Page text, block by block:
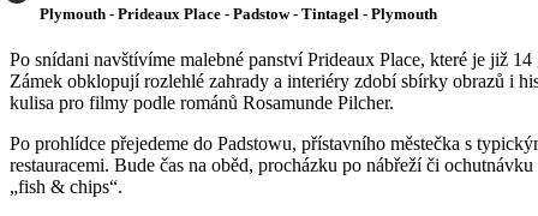
Plymouth - Prideaux Place - Padstow - Tintagel - Plymouth
Po snídani navštívíme malebné panství Prideaux Place, které je již
Zámek obklopují rozlehlé zahrady a interiéry zdobí sbírky obrazů i
kulisa pro filmy podle románů Rosamunde Pilcher.
Po prohlídce přejedeme do Padstowu, přístavního městečka s
restauracemi. Bude čas na oběd, procházku po nábřeží či
„fish & chips“.